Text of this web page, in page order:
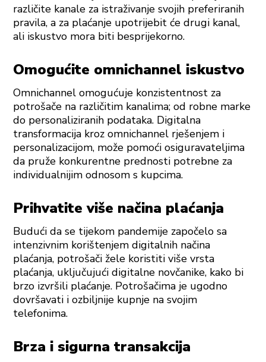
različite kanale za istraživanje svojih preferiranih
pravila, a za plaćanje upotrijebit će drugi kanal,
ali iskustvo mora biti besprijekorno.
Omogućite omnichannel iskustvo
Omnichannel omogućuje konzistentnost za
potrošače na različitim kanalima; od robne marke
do personaliziranih podataka. Digitalna
transformacija kroz omnichannel rješenjem i
personalizacijom, može pomoći osiguravateljima
da pruže konkurentne prednosti potrebne za
individualnijim odnosom s kupcima.
Prihvatite više načina plaćanja
Budući da se tijekom pandemije započelo sa
intenzivnim korištenjem digitalnih načina
plaćanja, potrošači žele koristiti više vrsta
plaćanja, uključujući digitalne novčanike, kako bi
brzo izvršili plaćanje. Potrošačima je ugodno
dovršavati i ozbiljnije kupnje na svojim
telefonima.
Brza i sigurna transakcija